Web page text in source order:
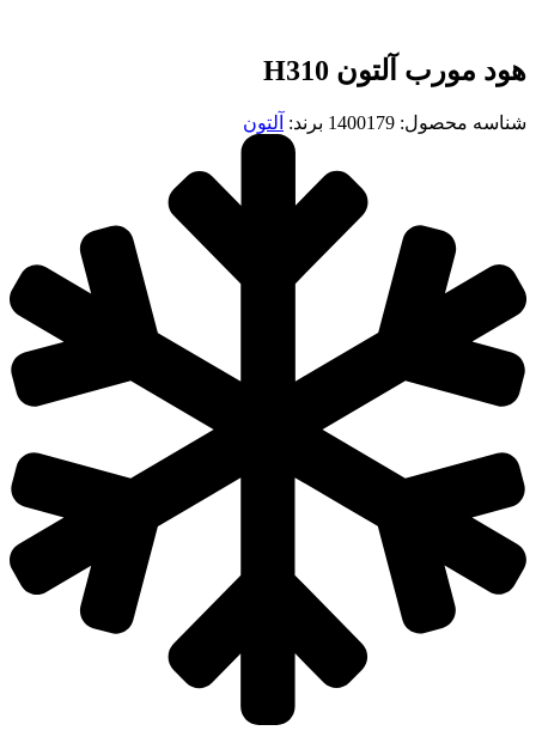
هود مورب آلتون H310
شناسه محصول: 1400179 برند: آلتون